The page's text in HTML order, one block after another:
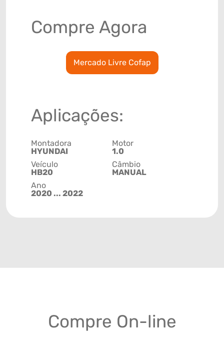
Compre Agora
Mercado Livre Cofap
Aplicações:
Montadora
HYUNDAI
Veículo
HB20
Ano
2020 ... 2022
Motor
1.0
Câmbio
MANUAL
Compre On-line